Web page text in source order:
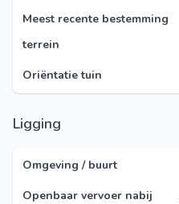
Meest recente bestemming
terrein
Oriëntatie tuin
Ligging
Omgeving / buurt
Openbaar vervoer nabij